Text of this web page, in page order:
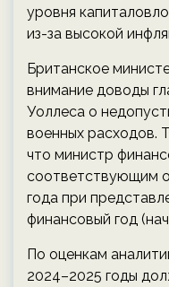
уровня
из-за высокой
Британское
внимание доводы
Уоллеса о
военных расходов.
что министр
соответствующим
года при
финансовый год
По оценкам
2024–2025 годы